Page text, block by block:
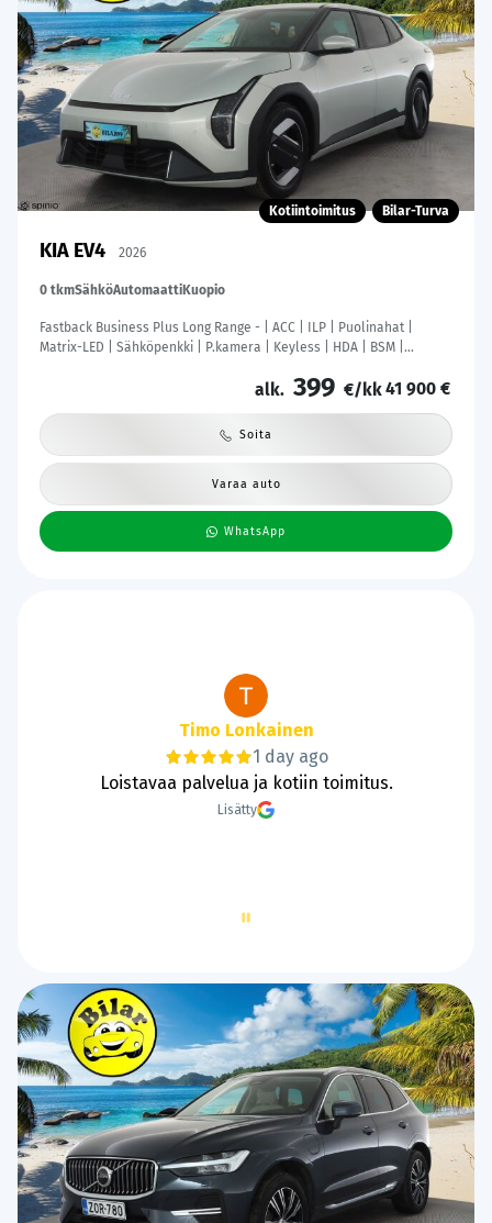
Kotiintoimitus Bilar-Turva
KIA EV4 2026
0 tkmSähköAutomaatti Kuopio
Fastback Business Plus Long Range - | ACC | ILP | Puolinahat |
Matrix-LED | Sähköpenkki | P.kamera | Keyless | HDA | BSM |
alk. 399 €/kk41 900 €
Soita
Varaa auto
WhatsApp
Tanie Lund
1 day ago
Hyvää ja sujuvaa kaupantekoa.
Lisätty